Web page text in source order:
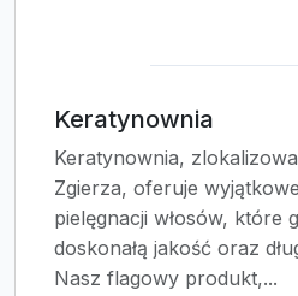
Keratynownia
Keratynownia,
Zgierza, oferuje
pielęgnacji włosów, które
doskonałą jakość oraz
Nasz flagowy produkt,...